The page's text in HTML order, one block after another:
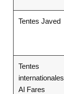
Tentes Javed
Tentes
internationales
Al Fares